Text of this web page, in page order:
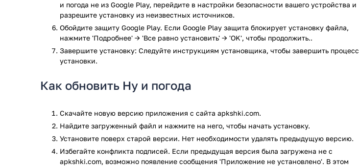
Ну и погода — отличный вариант для тех, кто хочет быстро узнать прогноз без лишней
информации. Приложение не перегружено функциями, которые большинство людей не
использует, но дает все необходимое для планирования дня. Если вам важно, чтобы
погодный сервис работал быстро, не тормозил и показывал только нужные данные —
попробуйте Ну и погода.
Приложение особенно понравится тем, кто ценит минимализм и не любит разбираться в
погода, какой она должна быть.
всем последним сигнатурам заражения файлов не выявлено.
и погода не из Google Play, перейдите в настройки безопасности вашего устройства и
разрешите установку из неизвестных источников.
Обойдите защиту Google Play. Если Google Play защита блокирует установку файла,
нажмите 'Подробнее' → 'Все равно установить' → 'OK', чтобы продолжить..
Завершите установку: Следуйте инструкциям установщика, чтобы завершить процесс
установки.
Как обновить Ну и погода
Скачайте новую версию приложения с сайта apkshki.com.
Найдите загруженный файл и нажмите на него, чтобы начать установку.
Установите поверх старой версии. Нет необходимости удалять предыдущую версию.
Избегайте конфликта подписей. Если предыдущая версия была загружена не с
apkshki.com, возможно появление сообщения 'Приложение не установлено'. В этом